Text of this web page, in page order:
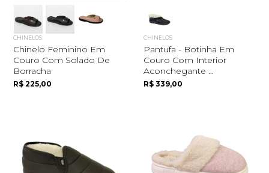
CHINELOS
Chinelo Feminino Em
Couro Com Solado De
Borracha
R$ 225,00
CHINELOS
Pantufa - Botinha Em
Couro Com Interior
Aconchegante ...
R$ 339,00